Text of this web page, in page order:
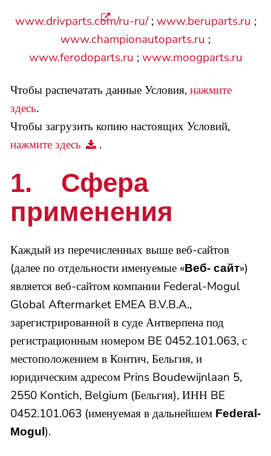
www.drivparts.com/ru-ru/;www.beruparts.ru ;
www.championautoparts.ru ;
www.ferodoparts.ru ;www.moogparts.ru
Чтобы распечатать данные Условия,нажмите
здесь.
Чтобы загрузить копию настоящих Условий,
нажмите здесь
.
1. Сфера
применения
Каждый из перечисленных выше веб-сайтов
(далее по отдельности именуемые «Веб- сайт»)
является веб-сайтом компании Federal-Mogul
Global Aftermarket EMEA B.V.B.A.,
зарегистрированной в суде Антверпена под
регистрационным номером BE 0452.101.063, с
местоположением в Контич, Бельгия, и
юридическим адресом Prins Boudewijnlaan 5,
2550 Kontich, Belgium (Бельгия), ИНН BE
0452.101.063 (именуемая в дальнейшем Federal-
Mogul ).